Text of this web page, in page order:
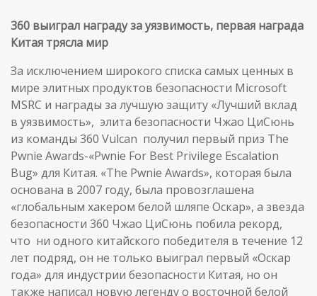
360 выиграл награду за уязвимость, первая награда
Китая трясла мир
За исключением широкого списка самых ценных в
мире элитных продуктов безопасности Microsoft
MSRC и награды за лучшую защиту «Лучший вклад
в уязвимость», элита безопасности Чжао ЦиСюнь
из команды 360 Vulcan получил первый приз The
Pwnie Awards-«Pwnie For Best Privilege Escalation
Bug» для Китая. «The Pwnie Awards», которая была
основана в 2007 году, была провозглашена
«глобальным хакером белой шляпе Оскар», а звезда
безопасности 360 Чжао ЦиСюнь побила рекорд,
что ни одного китайского победителя в течение 12
лет подряд, он не только выиграл первый «Оскар
года» для индустрии безопасности Китая, но он
также написал новую легенду о восточной белой